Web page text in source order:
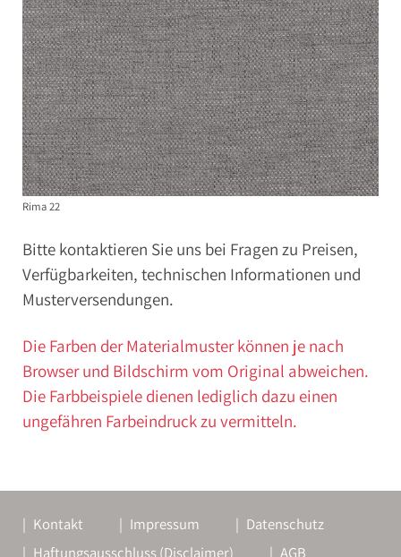
Rima 22
Bitte kontaktieren Sie uns bei Fragen zu Preisen,
Verfügbarkeiten, technischen Informationen und
Musterversendungen.
Die Farben der Materialmuster können je nach
Browser und Bildschirm vom Original abweichen.
Die Farbbeispiele dienen lediglich dazu einen
ungefähren Farbeindruck zu vermitteln.
Kontakt Impressum
Datenschutz
Haftungsausschluss (Disclaimer)
AGB